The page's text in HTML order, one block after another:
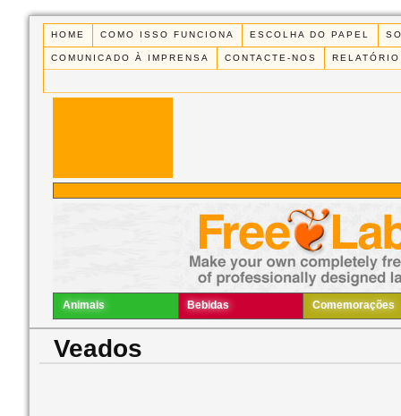
HOME COMO ISSO FUNCIONA ESCOLHA DO PAPEL
COMUNICADO À IMPRENSA CONTACTE-NOS
Animais Bebidas Comemorações
Veados